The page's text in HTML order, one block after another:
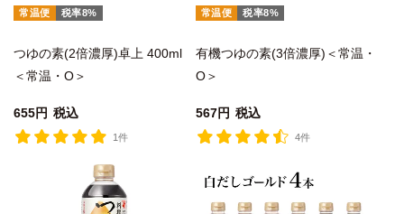
常温便 税率8%
つゆの素(2倍濃厚)卓上 400ml
＜常温・O＞
655 税込
1件
常温便 税率8%
有機つゆの素(3倍濃厚)＜常温・
O＞
567 税込
4件